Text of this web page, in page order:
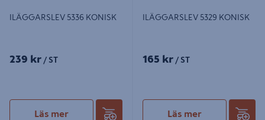
ILÄGGARSLEV 5336 KONISK
239 kr / ST
Läs mer
ILÄGGARSLEV 5329 KONISK
165 kr / ST
Läs mer